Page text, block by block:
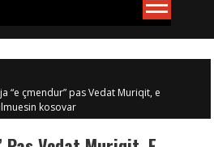
“e çmendur” pas Vedat Muriqit, e
kosovar